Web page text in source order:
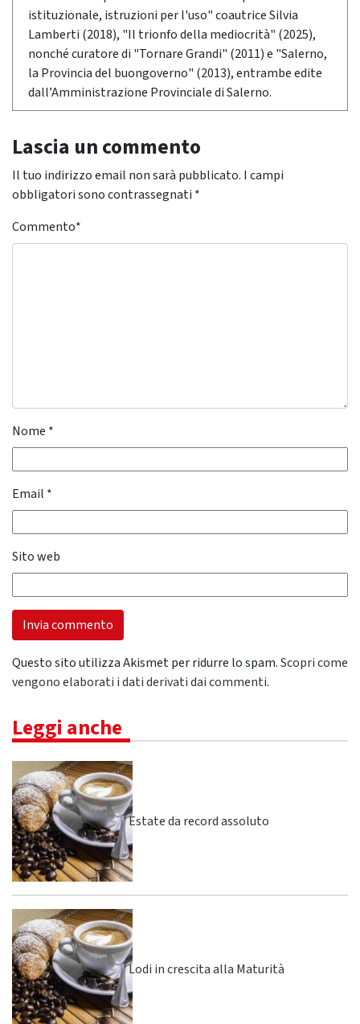
istituzionale, istruzioni per l'uso" coautrice Silvia
Lamberti (2018), "Il trionfo della mediocrità" (2025),
nonché curatore di "Tornare Grandi" (2011) e "Salerno,
la Provincia del buongoverno" (2013), entrambe edite
dall’Amministrazione Provinciale di Salerno.
Lascia un commento
Il tuo indirizzo email non sarà pubblicato. I campi
obbligatori sono contrassegnati *
Commento*
Nome *
Email *
Sito web
Questo sito utilizza Akismet per ridurre lo spam.Scopri come
vengono elaborati i dati derivati dai commenti.
Leggi anche
Estate da record assoluto
Lodi in crescita alla Maturità